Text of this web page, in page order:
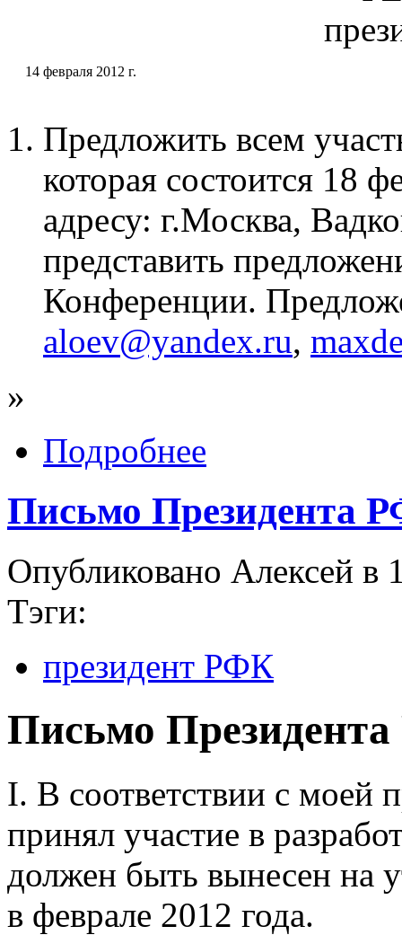
14 февраля 2012 г.
Предложить всем
которая состоится 18
адресу: г.Москва,
представить
Конференции.
aloev@yandex.ru,
»
Подробнее
Письмо Президента
Опубликовано Алексей в
Тэги:
президент РФК
Письмо
I. В соответствии с моей
принял участие в
должен быть вынесен на
в феврале 2012 года.